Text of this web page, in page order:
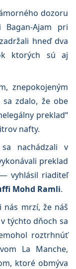
dozoru
Ajam pri
hneď dva
ktorých sú aj
znepokojeným
sa zdalo, že obe
preklad“
nafty.
nachádzali v
preklad
vyhlásil riaditeľ
Mohd Ramli.
nás mrzí, že náš
týchto dňoch sa
roztrhnúť
La Manche,
ktoré obmýva